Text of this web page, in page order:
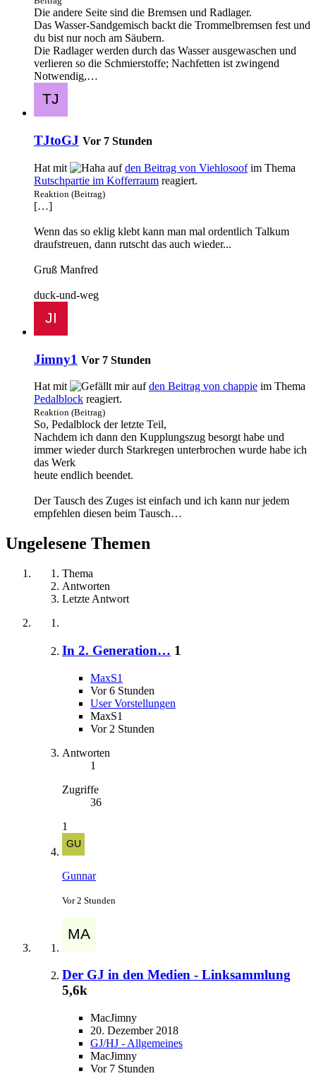
Die andere Seite sind die Bremsen und Radlager.
Das Wasser-Sandgemisch backt die Trommelbremsen fest und
du bist nur noch am Säubern.
Die Radlager werden durch das Wasser ausgewaschen und
verlieren so die Schmierstoffe; Nachfetten ist zwingend
Notwendig,…
TJtoGJ Vor 7 Stunden
Hat mit aufden Beitrag von Viehlosoofim Thema
Rutschpartie im Kofferraum reagiert.
Reaktion (Beitrag)
[…]
Wenn das so eklig klebt kann man mal ordentlich Talkum
draufstreuen, dann rutscht das auch wieder...
Gruß Manfred
duck-und-weg
Jimny1 Vor 7 Stunden
Hat mit aufden Beitrag von chappie im Thema
Pedalblock reagiert.
Reaktion (Beitrag)
So, Pedalblock der letzte Teil,
Nachdem ich dann den Kupplungszug besorgt habe und
immer wieder durch Starkregen unterbrochen wurde habe ich
das Werk
heute endlich beendet.
Der Tausch des Zuges ist einfach und ich kann nur jedem
empfehlen diesen beim Tausch…
Ungelesene Themen
Thema
Antworten
Letzte Antwort
In 2. Generation… 1
MaxS1
Vor 6 Stunden
User Vorstellungen
MaxS1
Vor 2 Stunden
Antworten
1
Zugriffe
36
1
Gunnar
Vor 2 Stunden
Der GJ in den Medien - Linksammlung
5,6k
MacJimny
20. Dezember 2018
GJ/HJ - Allgemeines
MacJimny
Vor 7 Stunden